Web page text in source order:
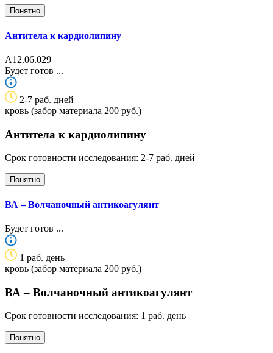
Понятно
Антитела к кардиолипину
A12.06.029
Будет готов ...
2-7 раб. дней
кровь (забор материала 200 руб.)
Антитела к кардиолипину
Срок готовности исследования: 2-7 раб. дней
Понятно
ВА – Волчаночный антикоагулянт
Будет готов ...
1 раб. день
кровь (забор материала 200 руб.)
ВА – Волчаночный антикоагулянт
Срок готовности исследования: 1 раб. день
Понятно